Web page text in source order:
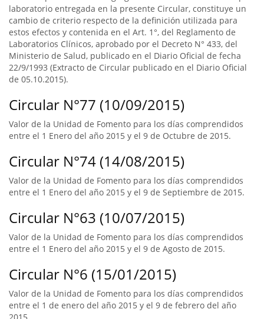
laboratorio entregada en la presente Circular, constituye un
cambio de criterio respecto de la definición utilizada para
estos efectos y contenida en el Art. 1°, del Reglamento de
Laboratorios Clínicos, aprobado por el Decreto N° 433, del
Ministerio de Salud, publicado en el Diario Oficial de fecha
22/9/1993 (Extracto de Circular publicado en el Diario Oficial
de 05.10.2015).
Circular N°77 (10/09/2015)
Valor de la Unidad de Fomento para los días comprendidos
entre el 1 Enero del año 2015 y el 9 de Octubre de 2015.
Circular N°74 (14/08/2015)
Valor de la Unidad de Fomento para los días comprendidos
entre el 1 Enero del año 2015 y el 9 de Septiembre de 2015.
Circular N°63 (10/07/2015)
Valor de la Unidad de Fomento para los días comprendidos
entre el 1 Enero del año 2015 y el 9 de Agosto de 2015.
Circular N°6 (15/01/2015)
Valor de la Unidad de Fomento para los días comprendidos
entre el 1 de enero del año 2015 y el 9 de febrero del año